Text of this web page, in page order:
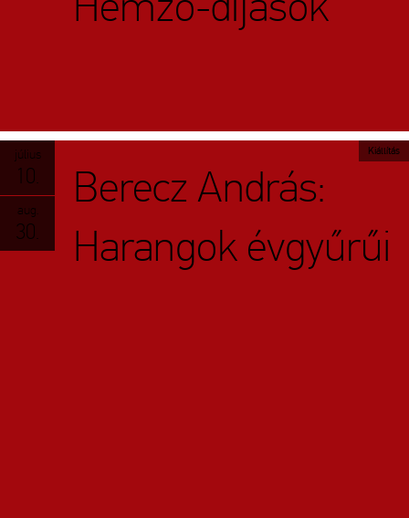
július
10.
aug.
30.
Berecz András:
Harangok évgyűrűi
Kiállítás